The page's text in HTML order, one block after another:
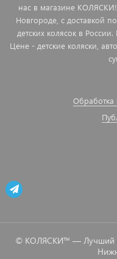
нас в магазине
Новгороде, с доставкой
детских колясок в
Цене - детские коляски,
Обработка
© КОЛЯСКИ™ — Лучший